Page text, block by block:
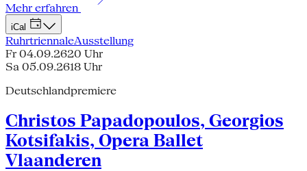
Mehr erfahren
iCal
RuhrtriennaleAusstellung
Fr 04.09.2620 Uhr
Sa 05.09.2618 Uhr
Deutschlandpremiere
Christos Papadopoulos, Georgios
Kotsifakis, Opera Ballet
Vlaanderen